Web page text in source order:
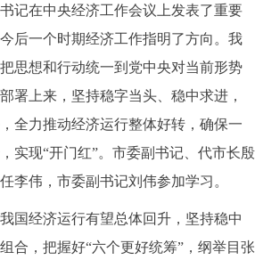
阳光政务
我要咨询 我要建议
记在中央经济工作会议上发表了重要
后一个时期经济工作指明了方向。我
思想和行动统一到党中央对当前形势
署上来，坚持稳字当头、稳中求进，
全力推动经济运行整体好转，确保一
实现“开门红”。市委副书记、代市长殷
李伟，市委副书记刘伟参加学习。
经济运行有望总体回升，坚持稳中
合，把握好“六个更好统筹”，纲举目张